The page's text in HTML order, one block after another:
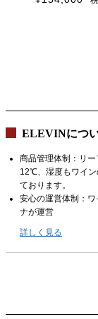
ELEVINにつ
商品管理体制：リ
12℃、湿度もワイン
ております。
安心の運営体制：
ナが運営
詳しく見る